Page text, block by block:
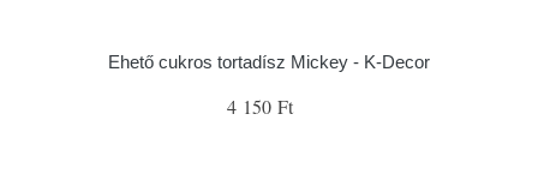
Ehető cukros tortadísz Mickey - K-Decor
4 150 Ft